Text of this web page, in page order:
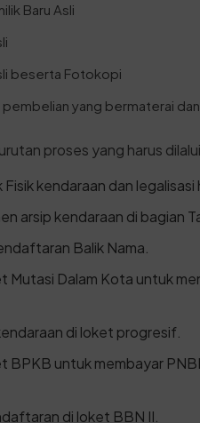
Baru Asli
beserta Fotokopi
pembelian yang bermaterai
proses yang harus
Fisik kendaraan dan legalisasi
arsip kendaraan di bagian
Balik Nama.
Mutasi Dalam Kota untuk
di loket progresif.
BPKB untuk membayar
di loket BBN II.